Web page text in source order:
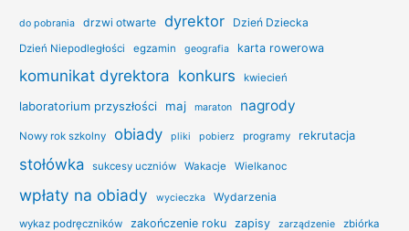
do pobrania drzwi otwarte dyrektor Dzień Dziecka
Dzień Niepodległości egzamin geografia karta rowerowa
komunikat dyrektora konkurs kwiecień
laboratorium przyszłości maj maraton nagrody
Nowy rok szkolny obiady pliki pobierz programy rekrutacja
stołówka sukcesy uczniów Wakacje Wielkanoc
wpłaty na obiady wycieczka Wydarzenia
wykaz podręczników zakończenie roku zapisy zarządzenie zbiórka